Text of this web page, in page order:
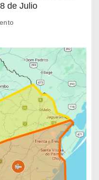
de Julio